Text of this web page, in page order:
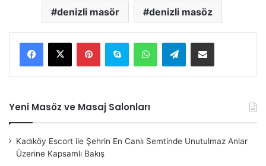
denizli masör denizli masöz
PinterestSkype WhatsAppTelegramE-Posta ile paylaş
Yeni Masöz ve Masaj Salonları
Kadıköy Escort ile Şehrin En Canlı Semtinde Unutulmaz Anlar
Üzerine Kapsamlı Bakış